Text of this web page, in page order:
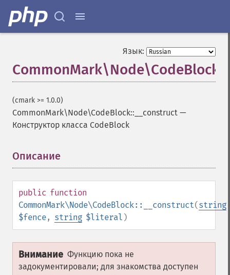
Язык:
(cmark >= 1.0.0)
CommonMark\Node\CodeBlock::__construct —
Конструктор класса CodeBlock
Описание
public function
CommonMark\Node\CodeBlock::__construct(string
$fence, string $literal )
Внимание Функцию пока не
задокументировали; для знакомства доступен